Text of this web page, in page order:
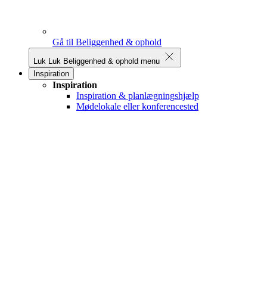
Gå til Beliggenhed & ophold
Luk Luk Beliggenhed & ophold menu
Inspiration
Inspiration
Inspiration & planlægningshjælp
Mødelokale eller konferencested